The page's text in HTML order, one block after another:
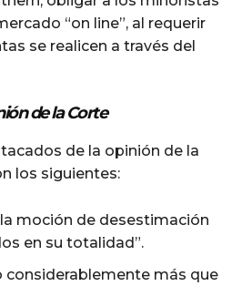
“on line”, al requerir
se realicen a través del
de la Corte
de la opinión de la
los siguientes:
moción de desestimación
en su totalidad”.
considerablemente más que